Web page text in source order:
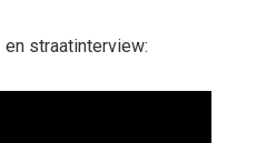
straatinterview: